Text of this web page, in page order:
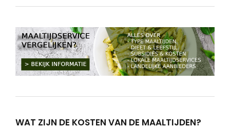
WAT ZIJN DE KOSTEN VAN DE MAALTIJDEN?